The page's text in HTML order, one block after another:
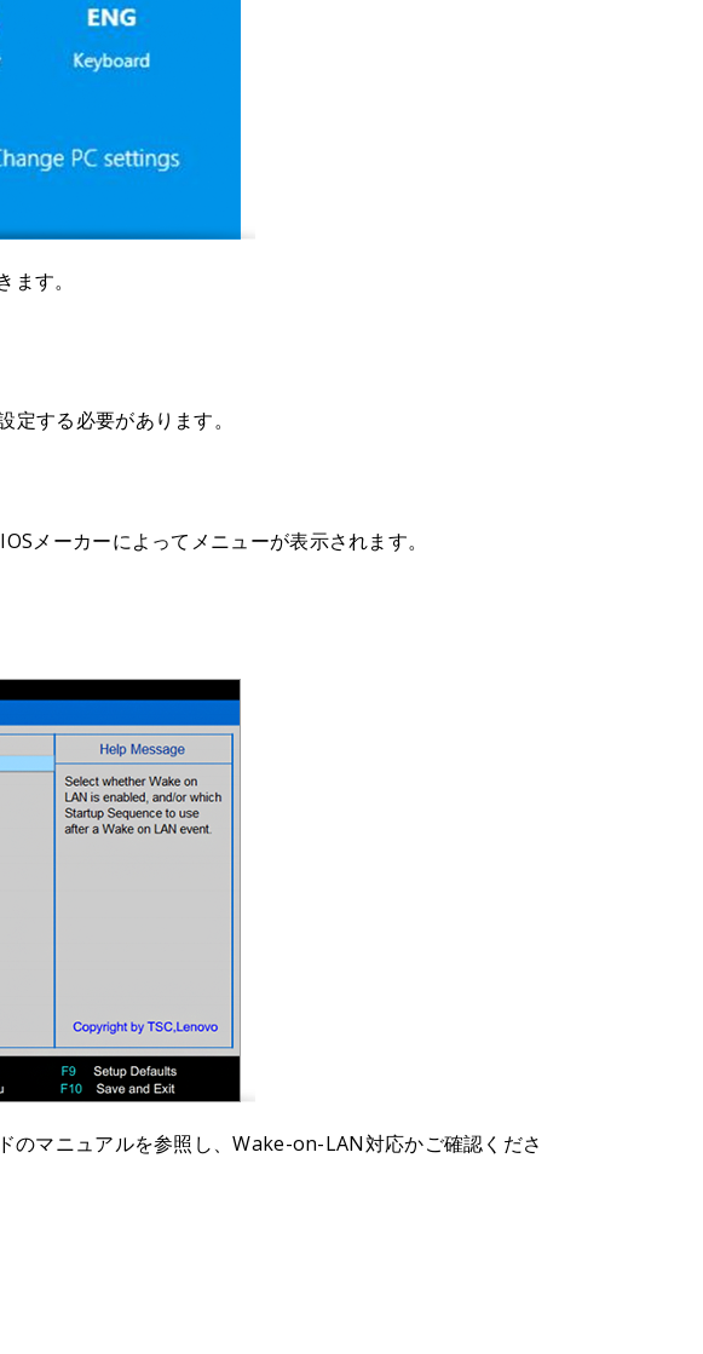
す。
する必要があります。
メーカーによってメニューが表示されます。
マニュアルを参照し、Wake-on-LAN対応かご確認くださ